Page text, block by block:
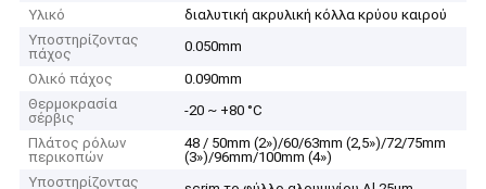
Υλικό
διαλυτική ακρυλική κόλλα κρύου καιρού
Υποστηρίζοντας
πάχος
0.050mm
Ολικό πάχος
0.090mm
Θερμοκρασία
σέρβις
-20 ~ +80 °C
Πλάτος ρόλων
περικοπών
48 / 50mm (2»)/60/63mm (2,5»)/72/75mm
(3»)/96mm/100mm (4»)
Υποστηρίζοντας